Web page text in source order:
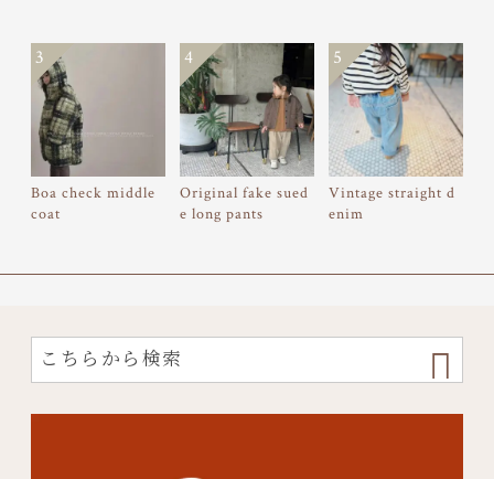
Boa check middle
coat
3
Original fake sued
e long pants
4
Vintage straight d
enim
5